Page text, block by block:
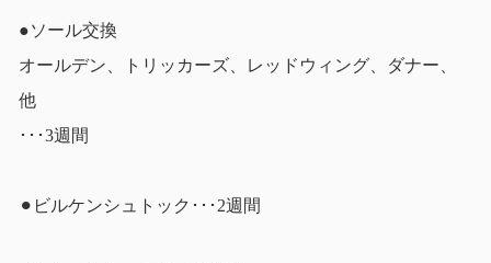
●ソール交換
オールデン、トリッカーズ、レッドウィング、ダナー、
他
･･･3週間
⚫︎ビルケンシュトック･･･2週間